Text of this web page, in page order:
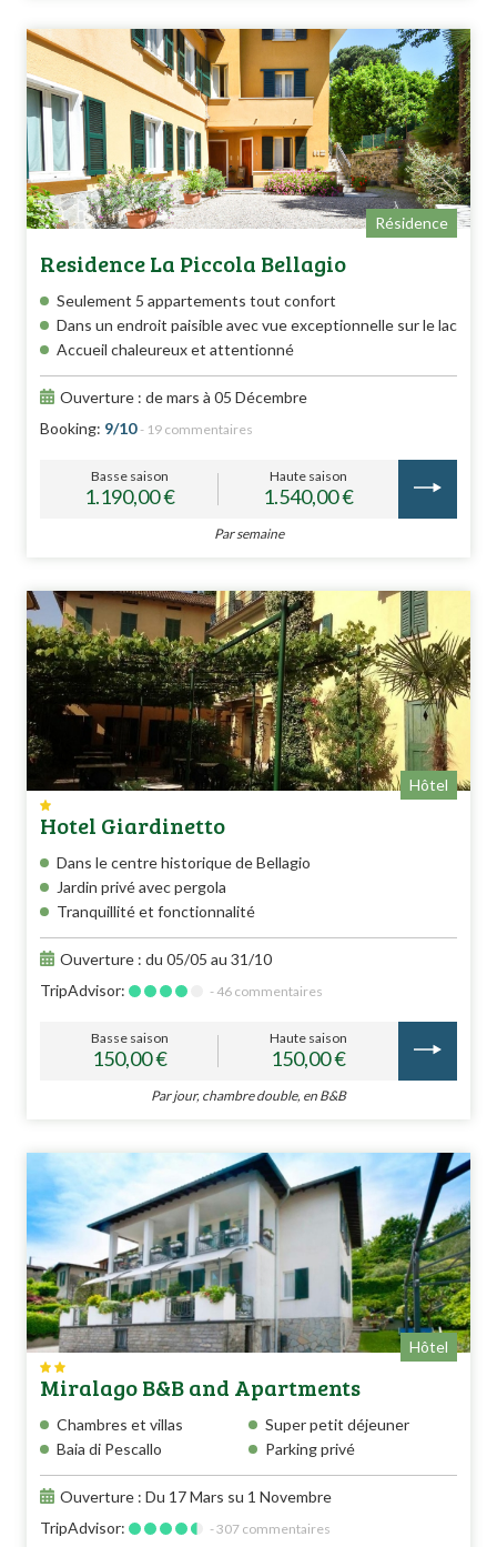
Résidence
Residence La Piccola Bellagio
Seulement 5 appartements tout confort
Dans un endroit paisible avec vue exceptionnelle sur le lac
Accueil chaleureux et attentionné
Ouverture : de mars à 05 Décembre
Booking: 9/10 - 19 commentaires
Basse saison
1.190,00 €
Haute saison
1.540,00 €
Par semaine
Hôtel
Hotel Giardinetto
Dans le centre historique de Bellagio
Jardin privé avec pergola
Tranquillité et fonctionnalité
Ouverture : du 05/05 au 31/10
TripAdvisor:
- 46 commentaires
Basse saison
150,00 €
Haute saison
150,00 €
Par jour, chambre double, en B&B
Hôtel
Miralago B&B and Apartments
Chambres et villas
Super petit déjeuner
Baia di Pescallo
Parking privé
Ouverture : Du 17 Mars su 1 Novembre
TripAdvisor:
- 307 commentaires